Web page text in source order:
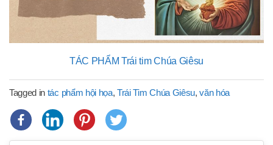
TÁC PHẨM Trái tim Chúa Giêsu
Tagged in tác phẩm hội họa,Trái Tim Chúa Giêsu,văn hóa